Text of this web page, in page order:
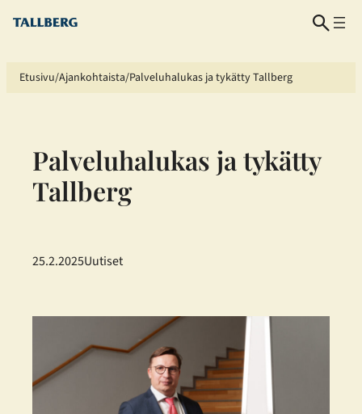
Siirry
Etusivu Ajankohtaista Palveluhalukas ja tykätty Tallberg
Palveluhalukas ja tykätty
Tallberg
25.2.2025Uutiset